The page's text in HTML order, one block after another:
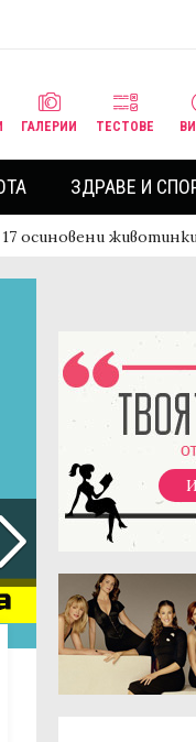
ГАЛЕРИИ ТЕСТОВЕ
ЗДРАВЕ И
осиновени